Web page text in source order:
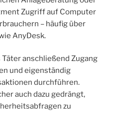
Zugriff auf Computer
– häufig über
AnyDesk.
anschließend Zugang
und eigenständig
durchführen.
auch dazu gedrängt,
zu